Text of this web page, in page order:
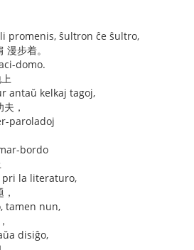
promenis, ŝultron ĉe ŝultro,
步着。
domo.
antaŭ kelkaj tagoj,
，
paroladoj
bordo
la literaturo,
tamen nun,
disiĝo,